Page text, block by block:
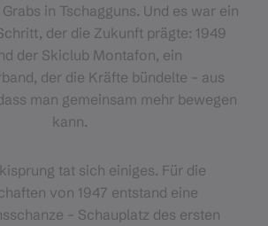
in Tschagguns. Und es war ein
der die Zukunft prägte: 1949
der Skiclub Montafon, ein
der die Kräfte bündelte – aus
man gemeinsam mehr bewegen
kann.
tat sich einiges. Für die
von 1947 entstand eine
– Schauplatz des ersten